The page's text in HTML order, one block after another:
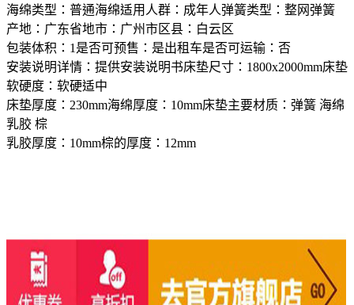
海绵类型：普通海绵适用人群：成年人弹簧类型：整网弹簧
产地：广东省地市：广州市区县：白云区
包装体积：1是否可预售：是出租车是否可运输：否
安装说明详情：提供安装说明书床垫尺寸：1800x2000mm床垫
软硬度：软硬适中
床垫厚度：230mm海绵厚度：10mm床垫主要材质：弹簧 海绵
乳胶 棕
乳胶厚度：10mm棕的厚度：12mm